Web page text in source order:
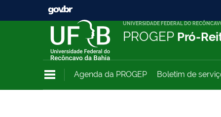
UNIVERSIDADE FEDERAL DO
PROGEP Pró-
Agenda da PROGEP Boletim de